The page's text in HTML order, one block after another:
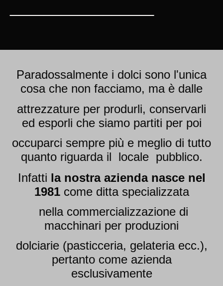
Paradossalmente i dolci sono l'unica
cosa che non facciamo, ma è dalle
attrezzature per produrli, conservarli
ed esporli che siamo partiti per poi
occuparci sempre più e meglio di tutto
quanto riguarda il locale pubblico.
Infatti la nostra azienda nasce nel
1981come ditta specializzata
nella commercializzazione di
macchinari per produzioni
dolciarie (pasticceria, gelateria ecc.),
pertanto come azienda
esclusivamente